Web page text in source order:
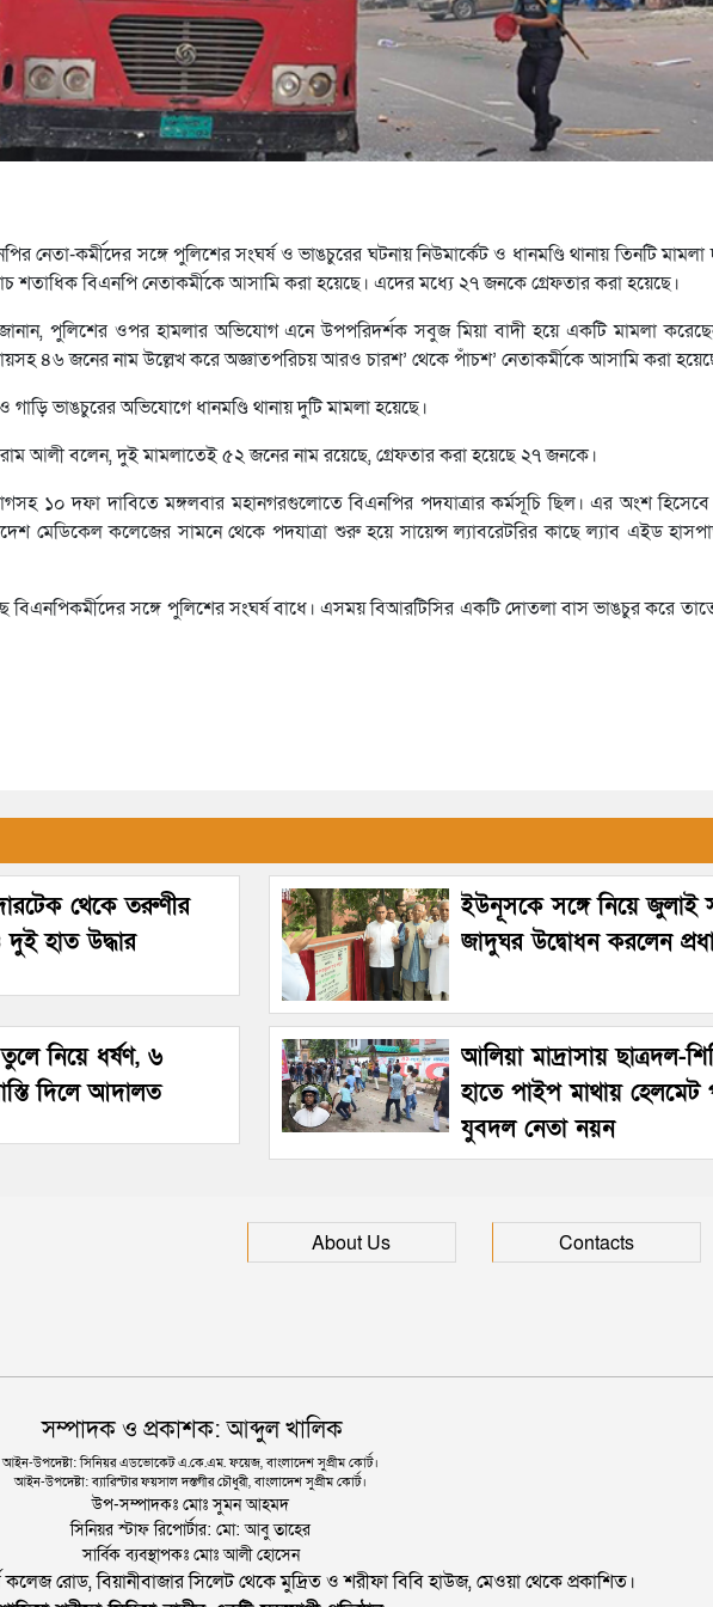
নেতা-কর্মীদের সঙ্গে পুলিশের সংঘর্ষ ও ভাঙচুরের ঘটনায় নিউমার্কেট ও ধানমণ্ডি থানায় তিনটি মামলা
শতাধিক বিএনপি নেতাকর্মীকে আসামি করা হয়েছে। এদের মধ্যে ২৭ জনকে গ্রেফতার করা হয়েছে।
পুলিশের ওপর হামলার অভিযোগ এনে উপপরিদর্শক সবুজ মিয়া বাদী হয়ে একটি মামলা
রায়সহ ৪৬ জনের নাম উল্লেখ করে অজ্ঞাতপরিচয় আরও চারশ’ থেকে পাঁচশ’ নেতাকর্মীকে আসামি করা
ভাঙচুরের অভিযোগে ধানমণ্ডি থানায় দুটি মামলা হয়েছে।
আলী বলেন, দুই মামলাতেই ৫২ জনের নাম রয়েছে, গ্রেফতার করা হয়েছে ২৭ জনকে।
১০ দফা দাবিতে মঙ্গলবার মহানগরগুলোতে বিএনপির পদযাত্রার কর্মসূচি ছিল। এর অংশ
মেডিকেল কলেজের সামনে থেকে পদযাত্রা শুরু হয়ে সায়েন্স ল্যাবরেটরির কাছে ল্যাব এইড
বিএনপিকর্মীদের সঙ্গে পুলিশের সংঘর্ষ বাধে। এসময় বিআরটিসির একটি দোতলা বাস ভাঙচুর করে
থেকে তরুণীর
দুই হাত উদ্ধার
ইউনূসকে সঙ্গে নিয়ে জুলাই
জাদুঘর উদ্বোধন করলেন
নিয়ে ধর্ষণ, ৬
দিলে আদালত
আলিয়া মাদ্রাসায় ছাত্রদল-
হাতে পাইপ মাথায় হেলমেট
যুবদল নেতা নয়ন
About Us Contacts
সম্পাদক ও প্রকাশক: আব্দুল খালিক
আইন-উপদেষ্টা: সিনিয়র এডভোকেট এ.কে.এম. ফয়েজ, বাংলাদেশ সুপ্রীম কোর্ট।
আইন-উপদেষ্টা: ব্যারিস্টার ফয়সাল দস্তগীর চৌধুরী, বাংলাদেশ সুপ্রীম কোর্ট।
উপ-সম্পাদকঃ মোঃ সুমন আহমদ
সিনিয়র স্টাফ রিপোর্টার: মো: আবু তাহের
সার্বিক ব্যবস্থাপকঃ মোঃ আলী হোসেন
কলেজ রোড, বিয়ানীবাজার সিলেট থেকে মুদ্রিত ও শরীফা বিবি হাউজ, মেওয়া থেকে প্রকাশিত।